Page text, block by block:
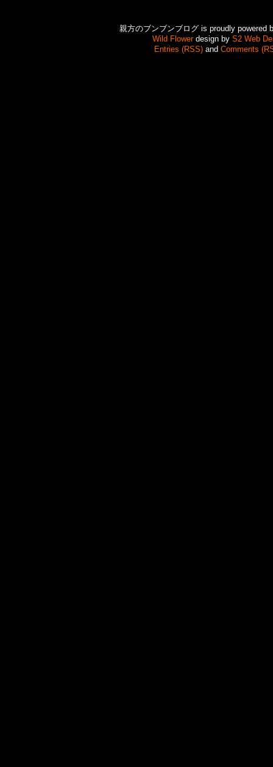
親方のブンブンブログ is proudly powered
Wild Flowerdesign by S2 Web
Entries (RSS)and Comments